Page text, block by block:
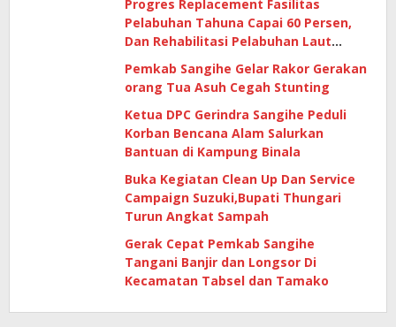
Progres Replacement Fasilitas
Pelabuhan Tahuna Capai 60 Persen,
Dan Rehabilitasi Pelabuhan Laut
Pemkab Sangihe Gelar Rakor Gerakan
orang Tua Asuh Cegah Stunting
Ketua DPC Gerindra Sangihe Peduli
Korban Bencana Alam Salurkan
Bantuan di Kampung Binala
Buka Kegiatan Clean Up Dan Service
Campaign Suzuki,Bupati Thungari
Turun Angkat Sampah
Gerak Cepat Pemkab Sangihe
Tangani Banjir dan Longsor Di
Kecamatan Tabsel dan Tamako